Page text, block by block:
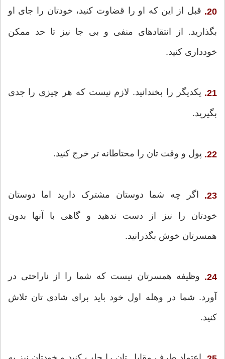
20. قبل از این که او را قضاوت کنید، خودتان را جای او
بگذارید. از انتقادهای منفی و بی جا نیز تا حد ممکن
خودداری کنید.
21. یکدیگر را بخندانید. لازم نیست که هر چیزی را جدی
بگیرید.
22. پول و وقت تان را محتاطانه تر خرج کنید.
23. اگر چه شما دوستان مشترک دارید اما دوستان
خودتان را نیز از دست ندهید و گاهی با آنها بدون
همسرتان خوش بگذرانید.
24. وظیفه همسرتان نیست که شما را از ناراحتی در
آورد. شما در وهله اول خود باید برای شادی تان تلاش
کنید.